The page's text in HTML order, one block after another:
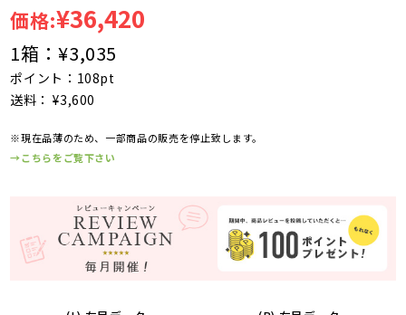
価格:¥36,420
1箱：¥3,035
ポイント：108pt
送料： ¥3,600
※現在品薄のため、一部商品の販売を停止致します。
→こちらをご覧下さい